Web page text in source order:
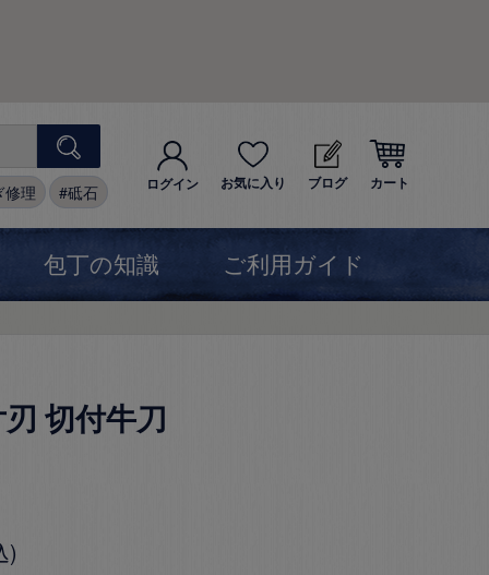
修理 砥石 ログイン お気に入り ブログ カート
包丁の知識 ご利用ガイド
切付牛刀